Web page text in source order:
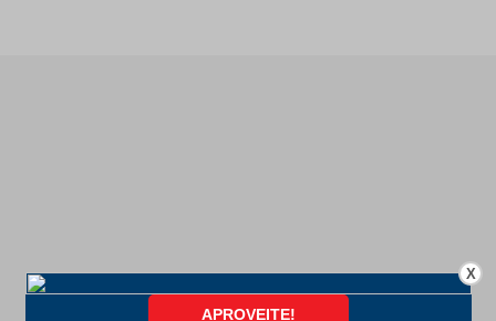
FORMAS DE PAGAMENTO X